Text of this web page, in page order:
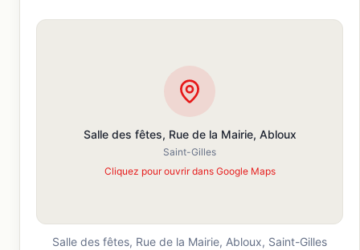
Salle des fêtes, Rue de la Mairie, Abloux
Saint-Gilles
Cliquez pour ouvrir dans Google Maps
Salle des fêtes, Rue de la Mairie, Abloux, Saint-Gilles